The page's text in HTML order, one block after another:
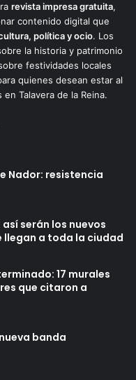
revista impresa gratuita,
contenido digital que
política y ocio. Los
la historia y patrimonio
festividades locales
quienes desean estar al
Talavera de la Reina.
Nador: resistencia
serán los nuevos
a toda la ciudad
17 murales
que citaron a
banda